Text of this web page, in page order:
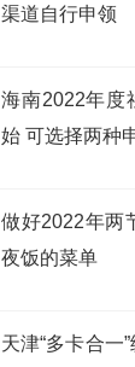
渠道自行申领
海南2022年度
始 可选择两种
做好2022年两
夜饭的菜单
天津“多卡合一